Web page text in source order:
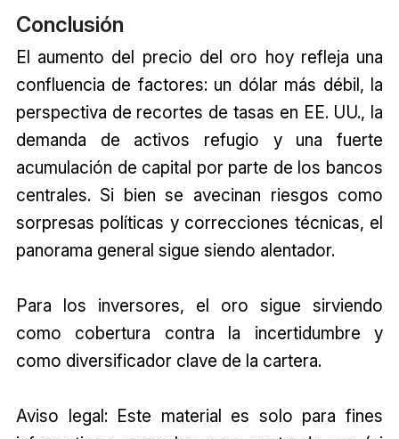
Conclusión
El aumento del precio del oro hoy refleja una
confluencia de factores: un dólar más débil, la
perspectiva de recortes de tasas en EE. UU., la
demanda de activos refugio y una fuerte
acumulación de capital por parte de los bancos
centrales. Si bien se avecinan riesgos como
sorpresas políticas y correcciones técnicas, el
panorama general sigue siendo alentador.
Para los inversores, el oro sigue sirviendo
como cobertura contra la incertidumbre y
como diversificador clave de la cartera.
Aviso legal: Este material es solo para fines